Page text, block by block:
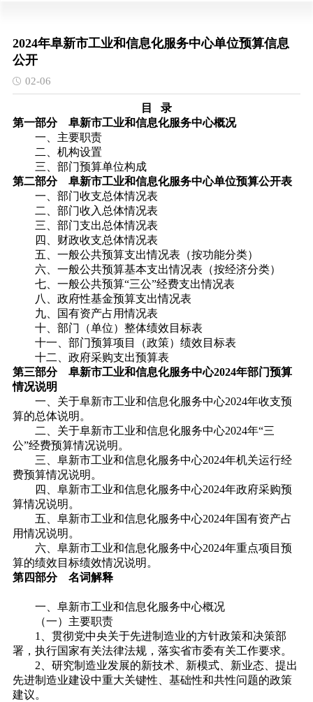
2024年阜新市工业和信息化服务中心单位预算信息
公开
02-06
目 录
第一部分
阜新市工业和信息化服务中心概况
一、主要职责
二、机构设置
三、部门预算单位构成
第二部分
阜新市工业和信息化服务中心单位预算公开表
一、部门收支总体情况表
二、部门收入总体情况表
三、部门支出总体情况表
四、财政收支总体情况表
五、一般公共预算支出情况表（按功能分类）
六、一般公共预算基本支出情况表（按经济分类）
七、一般公共预算“三公”经费支出情况表
八、政府性基金预算支出情况表
九、国有资产占用情况表
十、部门（单位）整体绩效目标表
十一、部门预算项目（政策）绩效目标表
十二、政府采购支出预算表
第三部分
阜新市工业和信息化服务中心2024年部门预算
情况说明
一、关于阜新市工业和信息化服务中心2024年收支预
算的总体说明。
二、关于阜新市工业和信息化服务中心2024年“三
公”经费预算情况说明。
三、阜新市工业和信息化服务中心2024年机关运行经
费预算情况说明。
四、阜新市工业和信息化服务中心2024年政府采购预
算情况说明。
五、阜新市工业和信息化服务中心2024年国有资产占
用情况说明。
六、阜新市工业和信息化服务中心2024年重点项目预
算的绩效目标绩效情况说明。
第四部分 名词解释
一、阜新市工业和信息化服务中心概况
（一）主要职责
1、贯彻党中央关于先进制造业的方针政策和决策部
署，执行国家有关法律法规，落实省市委有关工作要求。
2、研究制造业发展的新技术、新模式、新业态、提出
先进制造业建设中重大关键性、基础性和共性问题的政策
建议。